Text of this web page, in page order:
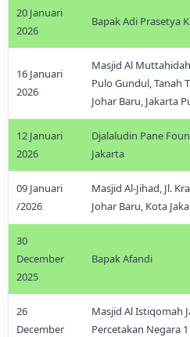
20 Januari
2026
Bapak Adi Prasetya
16 Januari
2026
Masjid Al
Pulo Gundul, Tanah
Johar Baru, Jakarta
12 Januari
2026
Djalaludin Pane
Jakarta
09 Januari
/2026
Masjid Al-Jihad, Jl.
Johar Baru, Kota
30
December
2025
Bapak Afandi
26
December
Masjid Al Istiqomah
Percetakan Negara